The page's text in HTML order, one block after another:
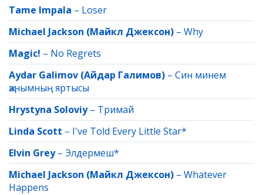
Tame Impala – Loser
Michael Jackson (Майкл Джексон) – Why
Magic! – No Regrets
Aydar Galimov (Айдар Галимов) – Син минем
җанымның яртысы
Hrystyna Soloviy– Тримай
Linda Scott – I've Told Every Little Star*
Elvin Grey– Элдермеш*
Michael Jackson (Майкл Джексон) – Whatever
Happens